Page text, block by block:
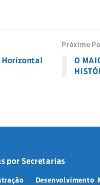
Horizontal
Próximo
O
por Secretarias
Desenvolvimento